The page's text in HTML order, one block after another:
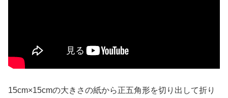
15cm×15cmの大きさの紙から正五角形を切り出して折り